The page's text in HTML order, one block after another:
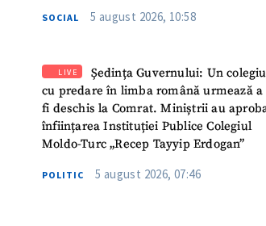
SOCIAL 5 august 2026, 10:58
LIVE
Ședința Guvernului: Un colegiu
cu predare în limba română urmează a
fi deschis la Comrat. Miniștrii au
înființarea Instituției Publice Colegiul
Moldo-Turc „Recep Tayyip Erdogan”
POLITIC 5 august 2026, 07:46